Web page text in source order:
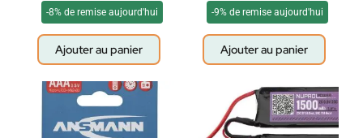
-8% de remise aujourd'hui
Ajouter au panier
-9% de remise aujourd'hui
Ajouter au panier